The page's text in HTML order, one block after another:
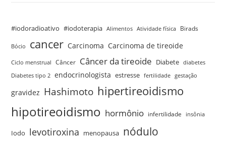
#iodoradioativo #iodoterapia Alimentos Atividade física Birads
Bócio cancer Carcinoma Carcinoma de tireoide
Ciclo menstrual Câncer Câncer da tireoide Diabete
diabetes
Diabetes tipo 2
endocrinologista estresse fertilidade gestação
gravidez Hashimoto hipertireoidismo
hipotireoidismo hormônio infertilidade insônia
Iodo levotiroxina menopausa nódulo